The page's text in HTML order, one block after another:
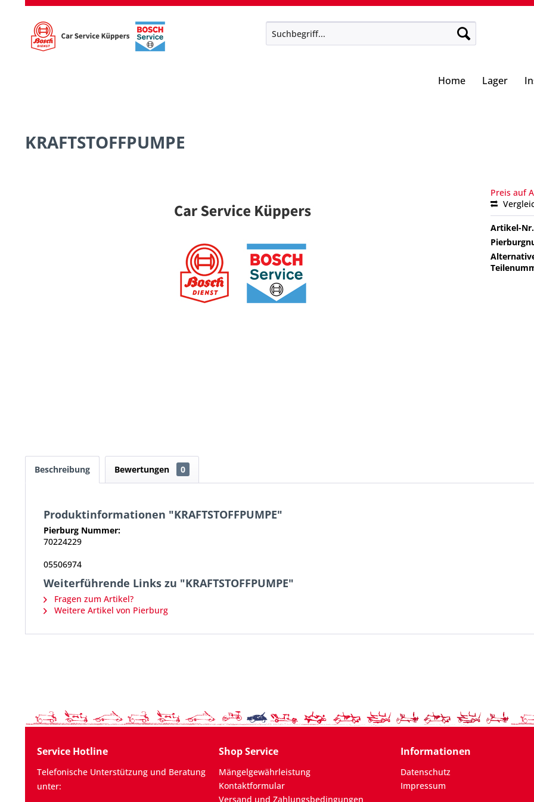
Home Lager
KRAFTSTOFFPUMPE
Preis auf
Artikel-
Beschreibung Bewertungen 0
Produktinformationen "KRAFTSTOFFPUMPE"
Pierburg Nummer:
70224229
05506974
Weiterführende Links zu "KRAFTSTOFFPUMPE"
Fragen zum Artikel?
Weitere Artikel von Pierburg
Service Hotline
Telefonische Unterstützung und Beratung
unter:
Shop Service
Mängelgewährleistung
Kontaktformular
Versand und Zahlungsbedingungen
Informationen
Datenschutz
Impressum